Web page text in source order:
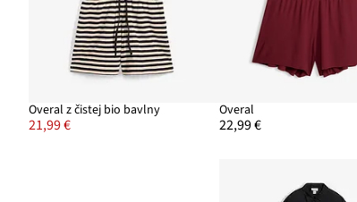
Overal z čistej bio bavlny
21,99 €
Overal
22,99 €